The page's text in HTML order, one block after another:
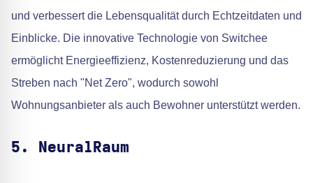
und verbessert die Lebensqualität durch Echtzeitdaten und
Einblicke. Die innovative Technologie von Switchee
ermöglicht Energieeffizienz, Kostenreduzierung und das
Streben nach "Net Zero", wodurch sowohl
Wohnungsanbieter als auch Bewohner unterstützt werden.
5. NeuralRaum